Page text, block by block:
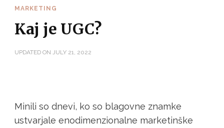
MARKETING
Kaj je UGC?
UPDATED ON JULY 21, 2022
Minili so dnevi, ko so blagovne znamke
ustvarjale enodimenzionalne marketinške